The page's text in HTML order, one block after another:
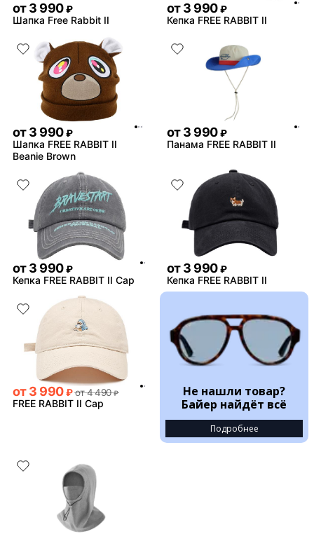
от3 990 ₽
Шапка Free Rabbit II
от3 990 ₽
Кепка FREE RABBIT II
от3 990 ₽
Шапка FREE RABBIT II
Beanie Brown
от3 990 ₽
Панама FREE RABBIT II
от3 990 ₽
Кепка FREE RABBIT II Cap
от3 990 ₽
Кепка FREE RABBIT II
от3 990 ₽ от 4 490 ₽
FREE RABBIT II Cap
Не нашли товар?
Байер найдёт всё
Подробнее